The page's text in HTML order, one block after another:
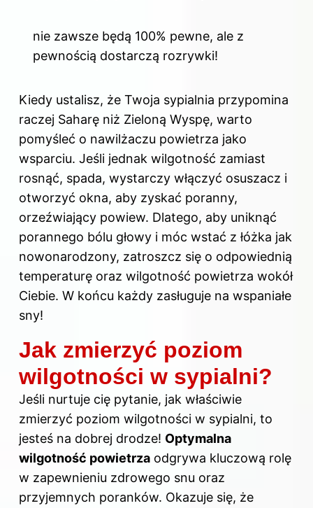
nie zawsze będą 100% pewne, ale z
pewnością dostarczą rozrywki!
Kiedy ustalisz, że Twoja sypialnia przypomina
raczej Saharę niż Zieloną Wyspę, warto
pomyśleć o nawilżaczu powietrza jako
wsparciu. Jeśli jednak wilgotność zamiast
rosnąć, spada, wystarczy włączyć osuszacz i
otworzyć okna, aby zyskać poranny,
orzeźwiający powiew. Dlatego, aby uniknąć
porannego bólu głowy i móc wstać z łóżka jak
nowonarodzony, zatroszcz się o odpowiednią
temperaturę oraz wilgotność powietrza wokół
Ciebie. W końcu każdy zasługuje na wspaniałe
sny!
Jak zmierzyć poziom
wilgotności w sypialni?
Jeśli nurtuje cię pytanie, jak właściwie
zmierzyć poziom wilgotności w sypialni, to
jesteś na dobrej drodze! Optymalna
wilgotność powietrza odgrywa kluczową rolę
w zapewnieniu zdrowego snu oraz
przyjemnych poranków. Okazuje się, że